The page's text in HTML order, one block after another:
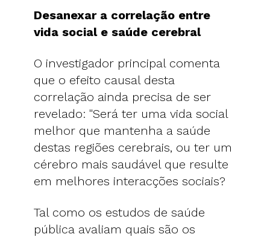
Desanexar a correlação entre
vida social e saúde cerebral
O investigador principal comenta
que o efeito causal desta
correlação ainda precisa de ser
revelado: "Será ter uma vida social
melhor que mantenha a saúde
destas regiões cerebrais, ou ter um
cérebro mais saudável que resulte
em melhores interacções sociais?
Tal como os estudos de saúde
pública avaliam quais são os